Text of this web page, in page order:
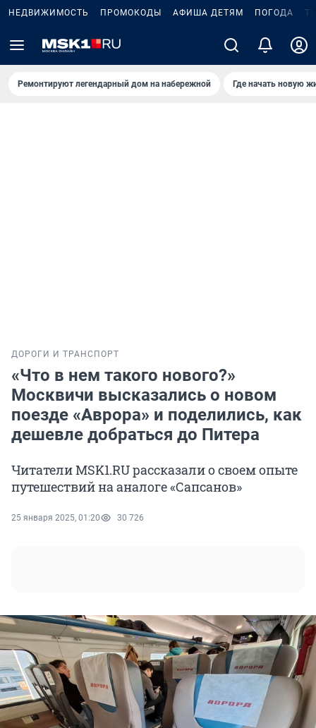
НЕДВИЖИМОСТЬ ПРОМОКОДЫ АФИША ДЕТЯМ ПОГОДА
Ремонтируют легендарный дом на набережной Где начать новую
ДОРОГИ И ТРАНСПОРТ
«Что в нем такого нового?»
Москвичи высказались о новом
поезде «Аврора» и поделились, как
дешевле добраться до Питера
Читатели MSK1.RU рассказали о своем опыте
путешествий на аналоге «Сапсанов»
25 января 2025, 01:20 30 726